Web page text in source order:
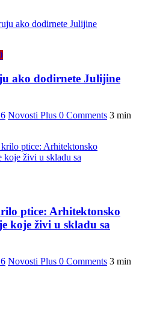
ako dodirnete Julijine
Novosti Plus 0 Comments 3 min
ptice: Arhitektonsko
koje živi u skladu sa
Novosti Plus 0 Comments 3 min